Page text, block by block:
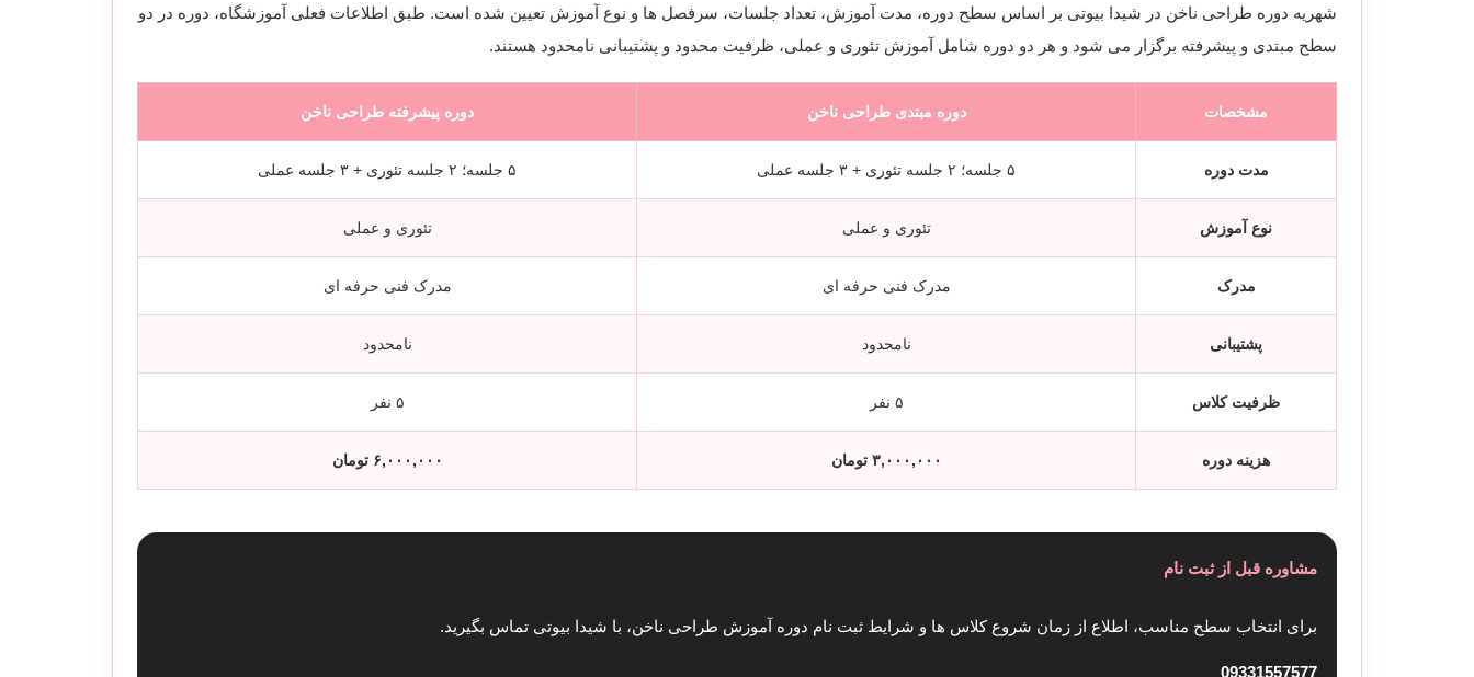
شهریه دوره طراحی ناخن در شیدا بیوتی بر اساس سطح دوره، مدت آموزش، تعداد جلسات، سرفصل ها و نوع آموزش تعیین شده است. طبق اطلاعات فعلی آموزشگاه، دوره در دو
سطح مبتدی و پیشرفته برگزار می شود و هر دو دوره شامل آموزش تئوری و عملی، ظرفیت محدود و پشتیبانی نامحدود هستند.
مشخصات دوره مبتدی طراحی ناخن دوره پیشرفته طراحی ناخن
مدت دوره ۵ جلسه؛ ۲ جلسه تئوری + ۳ جلسه عملی ۵ جلسه؛ ۲ جلسه تئوری + ۳ جلسه عملی
نوع آموزش تئوری و عملی تئوری و عملی
مدرک مدرک فنی حرفه ای مدرک فنی حرفه ای
پشتیبانی نامحدود نامحدود
ظرفیت کلاس ۵ نفر ۵ نفر
هزینه دوره ۳,۰۰۰,۰۰۰ تومان ۶,۰۰۰,۰۰۰ تومان
مشاوره قبل از ثبت نام
برای انتخاب سطح مناسب، اطلاع از زمان شروع کلاس ها و شرایط ثبت نام دوره آموزش طراحی ناخن، با شیدا بیوتی تماس بگیرید.
09331557577